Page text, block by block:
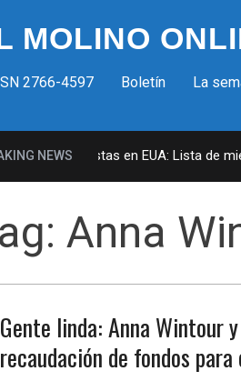
MOLINO
2766-4597 Boletín La
NEWS
fascistas en EUA: Lista de
Anna
Gente linda: Anna Wintour
recaudación de fondos para